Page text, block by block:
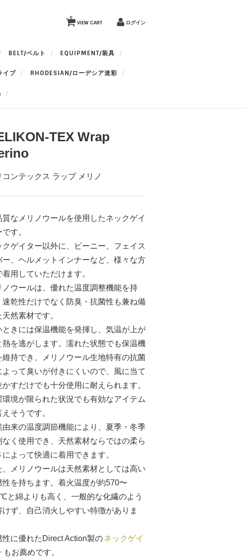
VIEW CART
0
ログイン
BELT/ベルト EQUIPMENT/装具
イプ RHODESIAN/ローデシア迷彩
TEX Wrap
コンテックス ラップ メリノ
質なメリノウールを使用したネックゲイ
す。
クゲイター以外に、ビーニー、フェイス
ー、ヘルメットインナーなど、様々な方
着用していただけます。
ノウールは、優れた温度調整機能を持
速乾性だけでなく防臭・抗菌性も兼ね備
天然素材です。
ときには保温機能を発揮し、気温が上が
熱を逃がします。濡れた状態でも保温機
維持でき、メリノウール生地特有の抗菌
よって臭いが付きにくいので、風に当て
かすだけでも十分使用に耐えられます。
環境が限られた状況でも有効なアイテム
えそうです。
由来の温度調節機能により、夏季・冬季
なく使用でき、天然素材ならではの柔ら
によって快適に着用できます。
、メリノウールは天然素材としては高い
性を持ちます。着火温度が約570〜
と綿よりも高く、一般的な化繊のよう
けず、自己消火しやすい特徴がありま
性に優れたDirect Action製のネックゲイ
もお薦めです。